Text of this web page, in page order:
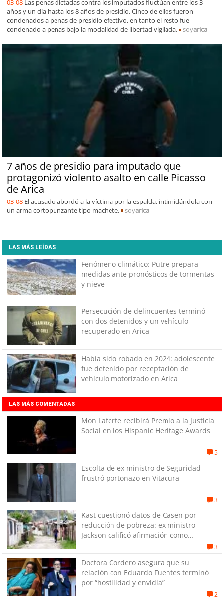
03-08 Las penas dictadas contra los imputados fluctúan entre los 3
años y un día hasta los 8 años de presidio. Cinco de ellos fueron
condenados a penas de presidio efectivo, en tanto el resto fue
condenado a penas bajo la modalidad de libertad vigilada.
soyarica
7 años de presidio para imputado que
protagonizó violento asalto en calle Picasso
de Arica
03-08 El acusado abordó a la víctima por la espalda, intimidándola con
un arma cortopunzante tipo machete.
soyarica
LAS MÁS LEÍDAS
Fenómeno climático: Putre prepara
medidas ante pronósticos de tormentas
y nieve
Persecución de delincuentes terminó
con dos detenidos y un vehículo
recuperado en Arica
Había sido robado en 2024: adolescente
fue detenido por receptación de
vehículo motorizado en Arica
LAS MÁS COMENTADAS
Mon Laferte recibirá Premio a la Justicia
Social en los Hispanic Heritage Awards
5
Escolta de ex ministro de Seguridad
frustró portonazo en Vitacura
3
Kast cuestionó datos de Casen por
reducción de pobreza: ex ministro
Jackson calificó afirmación como
3
Doctora Cordero asegura que su
relación con Eduardo Fuentes terminó
por “hostilidad y envidia”
2